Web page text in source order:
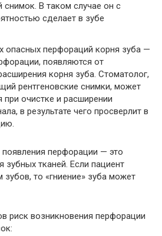
снимок. В таком случае он с
сделает в зубе
опасных перфораций корня зуба —
появляются от
корня зуба. Стоматолог,
рентгеновские снимки, может
при очистке и расширении
в результате чего просверлит в
появления перфорации — это
зубных тканей. Если пациент
зубов, то «гниение» зуба может
риск возникновения перфорации